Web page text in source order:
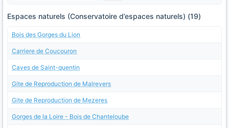
Espaces naturels (Conservatoire d’espaces naturels) (19)
Bois des Gorges du Lion
Carriere de Coucouron
Caves de Saint-quentin
Gite de Reproduction de Malrevers
Gite de Reproduction de Mezeres
Gorges de la Loire - Bois de Chanteloube